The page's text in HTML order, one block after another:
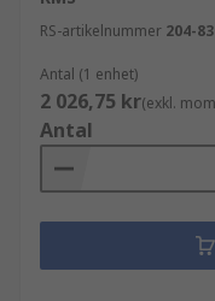
RS-artikelnummer 204-
Antal (1 enhet)
2 026,75 kr(exkl.
Antal